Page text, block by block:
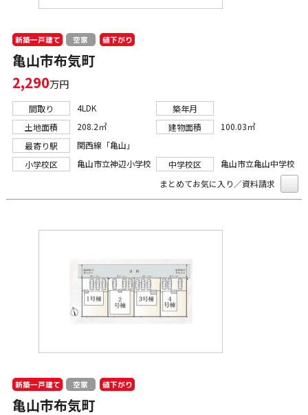
新築一戸建て 空家 値下がり
亀山市布気町
2,290万円
間取り 4LDK
築年月
土地面積
208.2㎡ 建物面積
100.03㎡
最寄り駅
関西線「亀山」
小学校区
亀山市立神辺小学校 中学校区
亀山市立亀山中学校
まとめてお気に入り／資料請求
新築一戸建て 空家 値下がり
亀山市布気町